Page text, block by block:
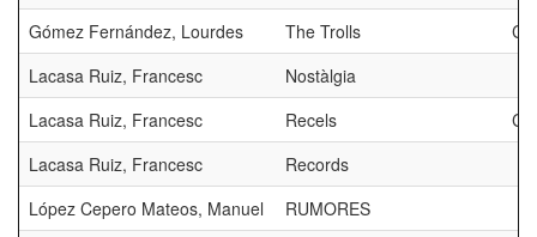
Gómez Fernández, Lourdes
The Trolls
Lacasa Ruiz, Francesc
Nostàlgia
Lacasa Ruiz, Francesc
Recels
Lacasa Ruiz, Francesc
Records
López Cepero Mateos, Manuel
RUMORES